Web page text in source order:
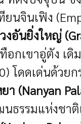
ยนจินเฟิง
งอันยิ่งใหญ่
อกเขาอู่ตัง เ
โดดเด่นด้วย
า (Nanyan
ธรรมแห่งชา